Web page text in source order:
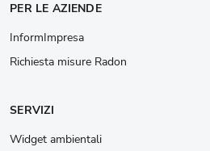
PER LE AZIENDE
InformImpresa
Richiesta misure Radon
SERVIZI
Widget ambientali